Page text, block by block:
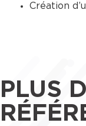
Création
PLUS